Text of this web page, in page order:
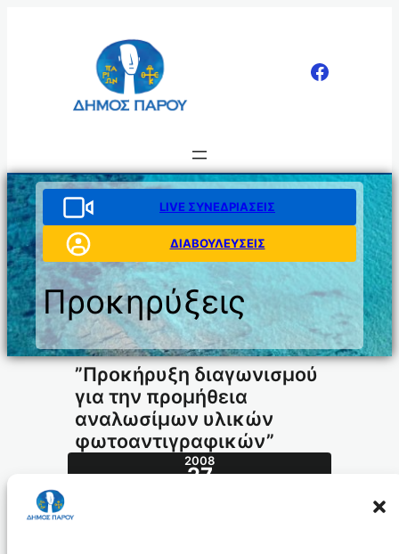
LIVE ΣΥΝΕΔΡΙΑΣΕΙΣ
ΔΙΑΒΟΥΛΕΥΣΕΙΣ
Προκηρύξεις
”Προκήρυξη διαγωνισμού
για την προμήθεια
αναλωσίμων υλικών
φωτοαντιγραφικών”
2008
27